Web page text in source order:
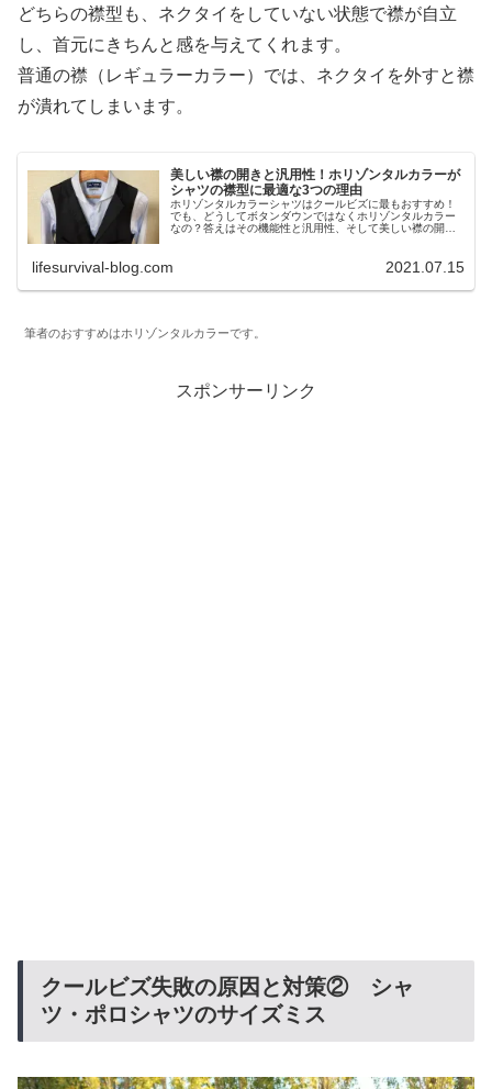
どちらの襟型も、ネクタイをしていない状態で襟が自立
し、首元にきちんと感を与えてくれます。
普通の襟（レギュラーカラー）では、ネクタイを外すと襟
が潰れてしまいます。
美しい襟の開きと汎用性！ホリゾンタルカラーが
シャツの襟型に最適な3つの理由
ホリゾンタルカラーシャツはクールビズに最もおすすめ！
でも、どうしてボタンダウンではなくホリゾンタルカラー
なの？答えはその機能性と汎用性、そして美しい襟の開き
その魅力を語ります。
lifesurvival-blog.com 2021.07.15
筆者のおすすめはホリゾンタルカラーです。
スポンサーリンク
クールビズ失敗の原因と対策② シャ
ツ・ポロシャツのサイズミス